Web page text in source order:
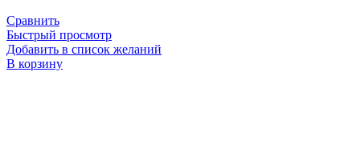
Сравнить
Быстрый просмотр
Добавить в список желаний
Количество
В корзину